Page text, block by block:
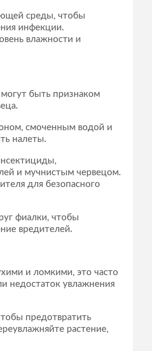
среды, чтобы
инфекции.
влажности и
быть признаком
смоченным водой и
налеты.
и мучнистым червецом.
для безопасного
фиалки, чтобы
вредителей.
и ломкими, это часто
недостаток увлажнения
предотвратить
растение,